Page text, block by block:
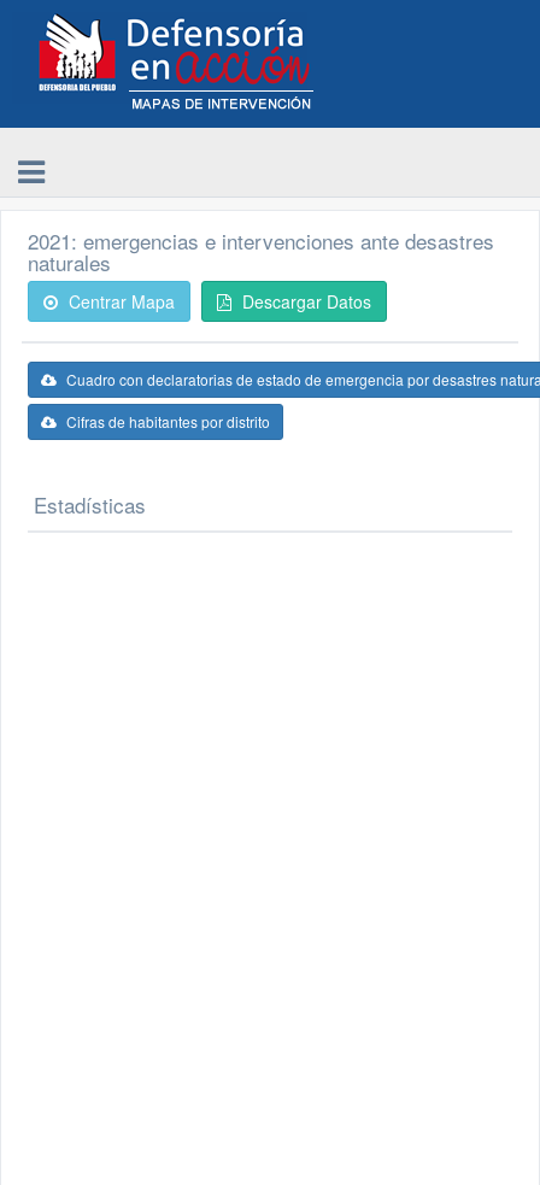
2021: emergencias e intervenciones ante desastres
naturales
Centrar Mapa Descargar Datos
Cuadro con declaratorias de estado de emergencia por desastres
Cifras de habitantes por distrito
Estadísticas